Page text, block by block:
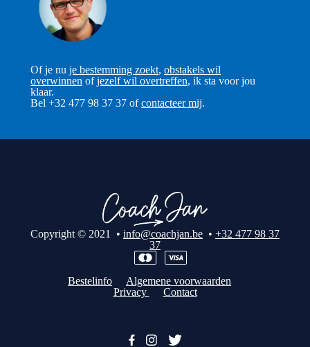
Of je nu je bestemming zoekt, obstakels wil
overwinnen ofjezelf wil overtreffen, ik sta voor jou
klaar.
Bel +32 477 98 37 37 ofcontacteer mij.
Copyright © 2021 • info@coachjan.be • +32 477 98 37
37
Bestelinfo
Algemene voorwaarden
Privacy
Contact